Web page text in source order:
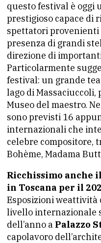
questo festival è oggi
prestigioso capace di
spettatori
presenza di grandi
direzione di
Particolarmente
festival: un grande
lago di
Museo del maestro.
sono previsti 16
internazionali che
celebre compositore,
Bohème, Madama
Ricchissimo anche
in Toscana per il
Esposizioni
livello internazionale
dell’anno a Palazzo
capolavoro